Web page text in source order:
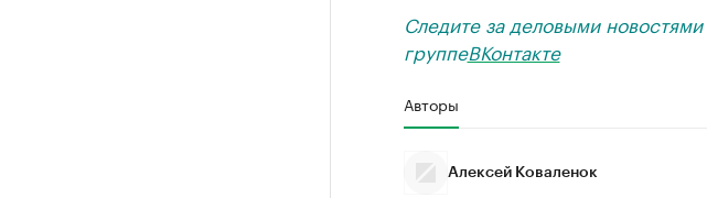
Следите за деловыми
группеВКонтакте
Авторы
Алексей Коваленок